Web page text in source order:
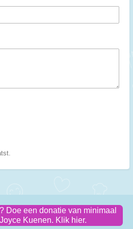
Doe een donatie van minimaal
Kuenen. Klik hier.